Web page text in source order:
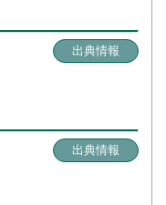
出典情報
出典情報